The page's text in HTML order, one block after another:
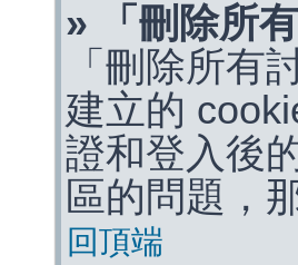
» 「刪除所
「刪除所有
建立的
證和登入後
區的問題，
回頂端